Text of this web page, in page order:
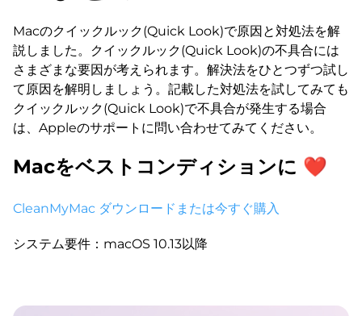
Macのクイックルック(Quick Look)で原因と対処法を解
説しました。クイックルック(Quick Look)の不具合には
さまざまな要因が考えられます。解決法をひとつずつ試し
て原因を解明しましょう。記載した対処法を試してみても
クイックルック(Quick Look)で不具合が発生する場合
は、Appleのサポートに問い合わせてみてください。
Macをベストコンディションに ❤
CleanMyMac ダウンロード または今すぐ購入
システム要件：macOS 10.13以降